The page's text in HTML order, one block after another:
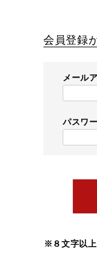
会員登録
メール
パスワ
※８文字以